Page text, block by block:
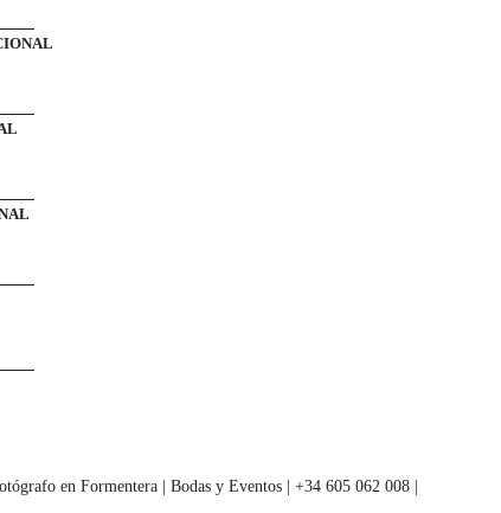
en Formentera | Bodas y Eventos | +34 605 062 008 |